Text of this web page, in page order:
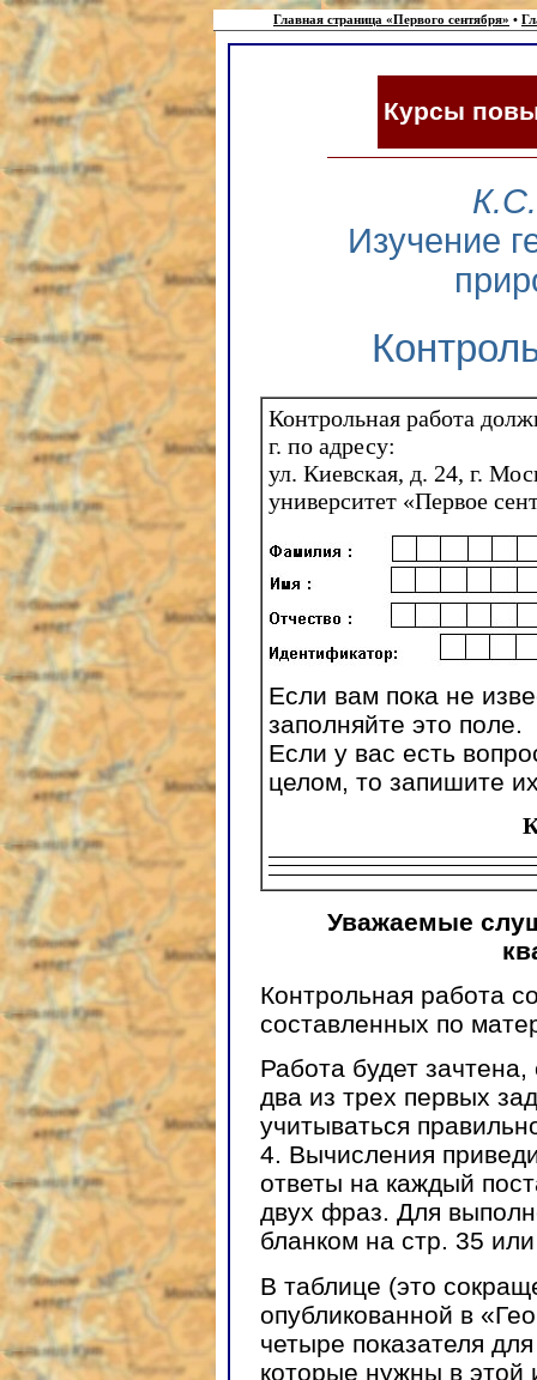
Главная страница «Первого сентября» •
Курсы
Изучение
Контрольная работа
г. по адресу:
ул. Киевская, д. 24, г.
университет «Первое
Если вам пока не
заполняйте это поле.
Если у вас есть
целом, то запишите
Уважаемые
Контрольная работа
составленных по
Работа будет
два из трех первых
учитываться
4. Вычисления
ответы на каждый
двух фраз. Для
бланком на стр. 35
В таблице (это
опубликованной в
четыре показателя
которые нужны в